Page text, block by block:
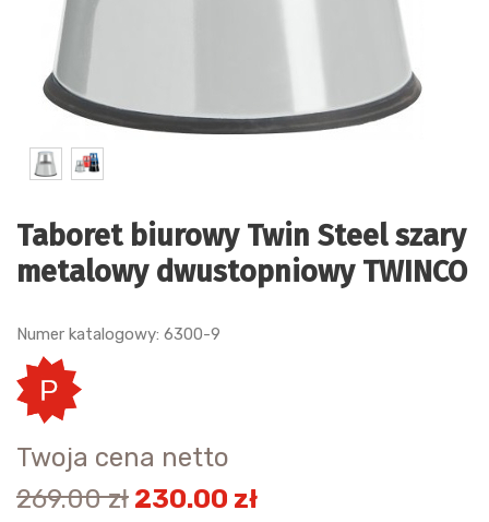
Taboret biurowy Twin Steel szary
metalowy dwustopniowy TWINCO
Numer katalogowy: 6300-9
Twoja cena netto
269.00 zł 230.00 zł